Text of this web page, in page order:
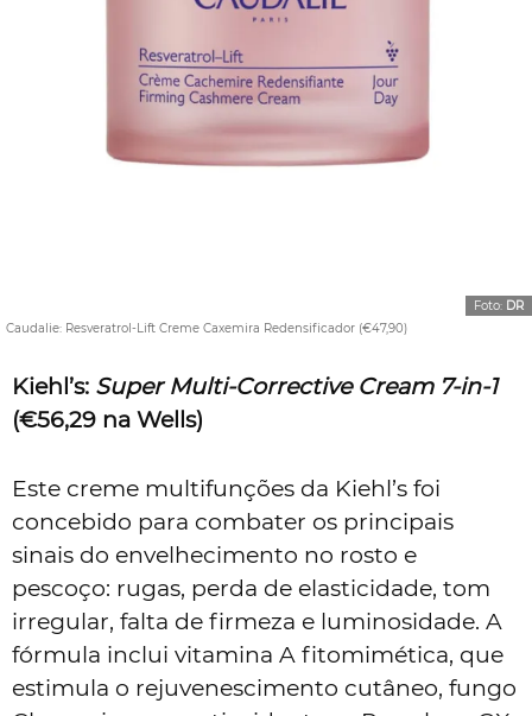
Caudalie: Resveratrol-Lift Creme Caxemira Redensificador (€47,90)
Foto: DR
Kiehl’s: Super Multi-Corrective Cream 7-in-1
(€56,29 na Wells)
Este creme multifunções da Kiehl’s foi
concebido para combater os principais
sinais do envelhecimento no rosto e
pescoço: rugas, perda de elasticidade, tom
irregular, falta de firmeza e luminosidade. A
fórmula inclui vitamina A fitomimética, que
estimula o rejuvenescimento cutâneo, fungo